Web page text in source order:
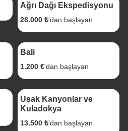
Ağrı Dağı Ekspedisyonu
28.000 ₺'dan başlayan
9 Gece 10 Gün
Bali
1.200 €'dan başlayan
1 Gece 2 Gün
Uşak Kanyonlar ve
Kuladokya
13.500 ₺'dan başlayan